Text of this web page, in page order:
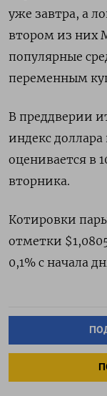
уже завтра, а
втором из них
популярные
переменным
В преддверии
индекс
оценивается в
вторника.
Котировки
отметки
0,1% с начала